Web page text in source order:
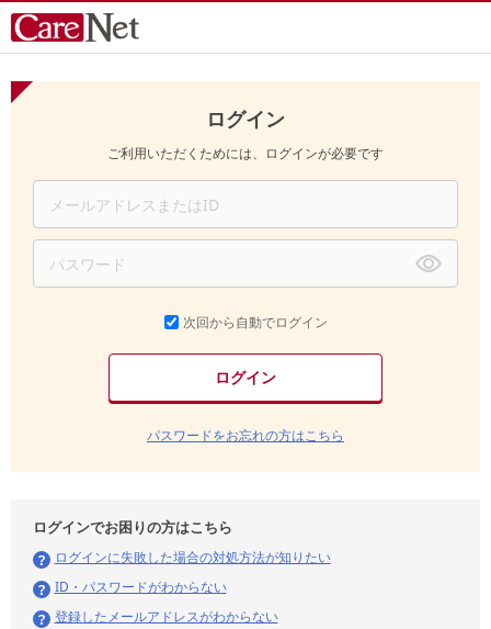
ログイン
ご利用いただくためには、ログインが必要です
次回から自動でログイン
パスワードをお忘れの方はこちら
ログインでお困りの方はこちら
ログインに失敗した場合の対処方法が知りたい
ID・パスワードがわからない
登録したメールアドレスがわからない